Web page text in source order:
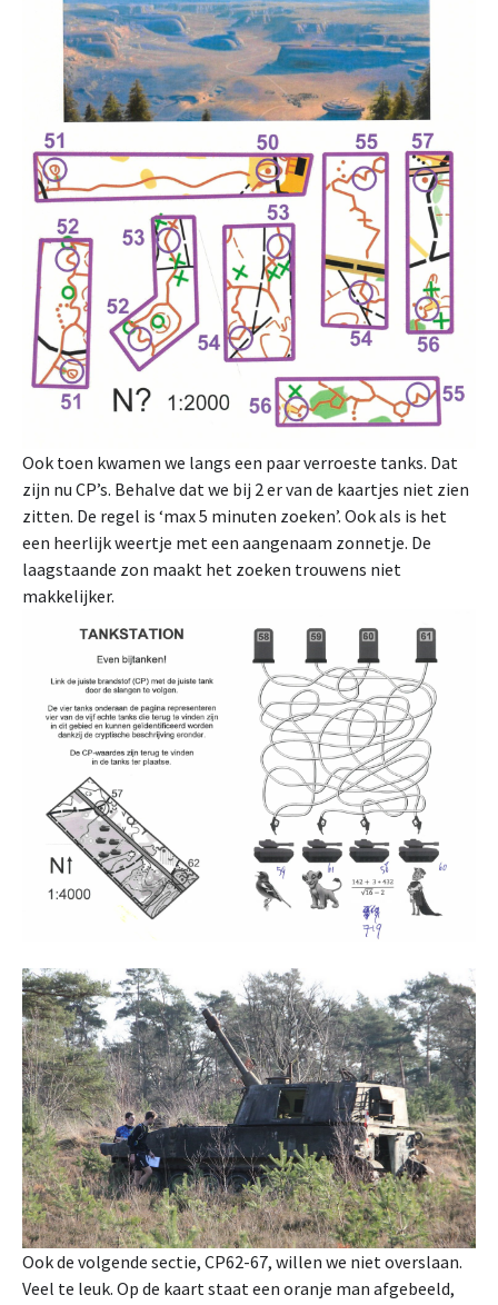
Ook toen kwamen we langs een paar verroeste tanks. Dat
zijn nu CP’s. Behalve dat we bij 2 er van de kaartjes niet zien
zitten. De regel is ‘max 5 minuten zoeken’. Ook als is het
een heerlijk weertje met een aangenaam zonnetje. De
laagstaande zon maakt het zoeken trouwens niet
makkelijker.
Ook de volgende sectie, CP62-67, willen we niet overslaan.
Veel te leuk. Op de kaart staat een oranje man afgebeeld,